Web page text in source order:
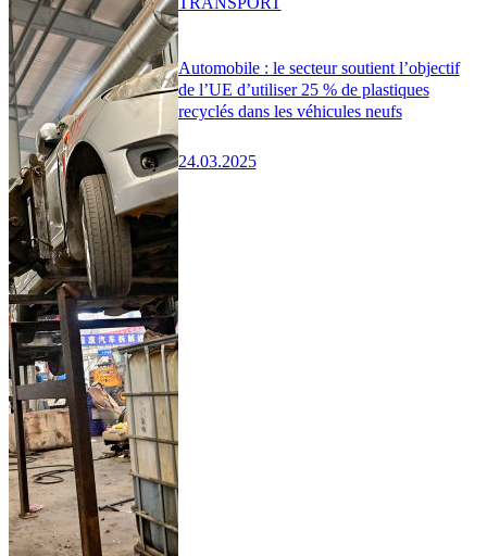
Automobile : le secteur soutient l’objectif
de l’UE d’utiliser 25 % de plastiques
recyclés dans les véhicules neufs
24.03.2025